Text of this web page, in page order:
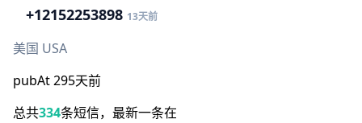
+12152253898 13天前
美国 USA
pubAt 295天前
总共334条短信，最新一条在